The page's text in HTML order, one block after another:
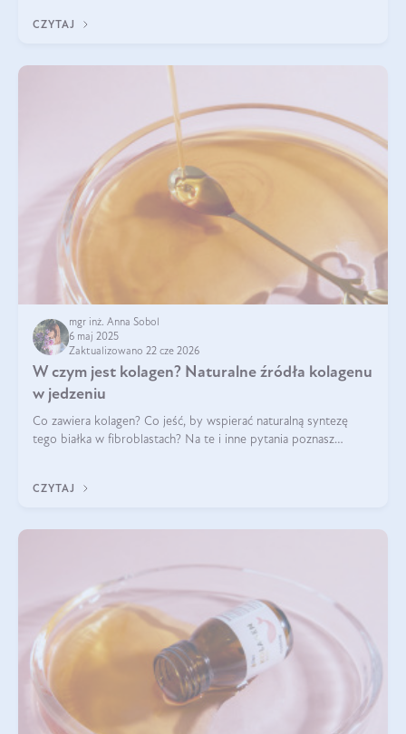
CZYTAJ
mgr inż. Anna Sobol
6 maj 2025
Zaktualizowano 22 cze 2026
W czym jest kolagen? Naturalne źródła kolagenu
w jedzeniu
Co zawiera kolagen? Co jeść, by wspierać naturalną syntezę
tego białka w fibroblastach? Na te i inne pytania poznasz
CZYTAJ